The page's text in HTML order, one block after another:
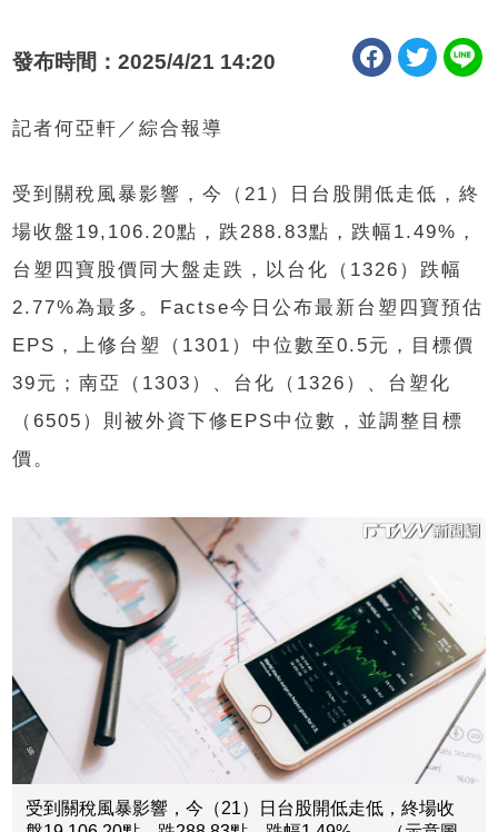
發布時間：2025/4/21 14:20
記者何亞軒／綜合報導
受到關稅風暴影響，今（21）日台股開低走低，終
場收盤19,106.20點，跌288.83點，跌幅1.49%，
台塑四寶股價同大盤走跌，以台化（1326）跌幅
2.77%為最多。Factse今日公布最新台塑四寶預估
EPS，上修台塑（1301）中位數至0.5元，目標價
39元；南亞（1303）、台化（1326）、台塑化
（6505）則被外資下修EPS中位數，並調整目標
價。
受到關稅風暴影響，今（21）日台股開低走低，終場收